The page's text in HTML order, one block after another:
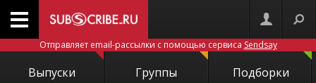
Отправляет email-рассылки с помощью сервиса Sendsay
Выпуски Группы Подборки